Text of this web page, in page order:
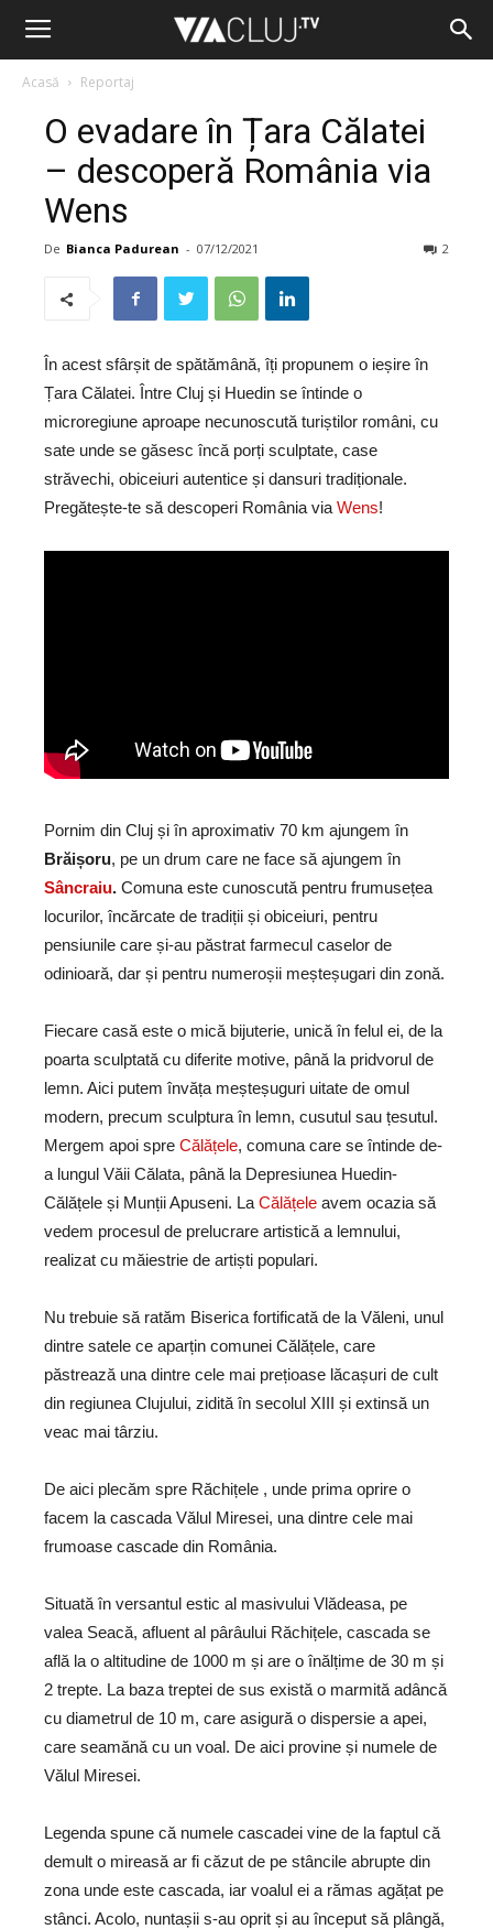
Acasă Reportaj
O evadare în Țara Călatei
– descoperă România via
Wens
De Bianca Padurean - 07/12/2021 2
În acest sfârșit de spătămână, îți propunem o ieșire în
Țara Călatei. Între Cluj și Huedin se întinde o
microregiune aproape necunoscută turiștilor români, cu
sate unde se găsesc încă porți sculptate, case
străvechi, obiceiuri autentice și dansuri tradiționale.
Pregătește-te să descoperi România via Wens!
Pornim din Cluj și în aproximativ 70 km ajungem în
Brăișoru, pe un drum care ne face să ajungem în
Sâncraiu. Comuna este cunoscută pentru frumusețea
locurilor, încărcate de tradiții și obiceiuri, pentru
pensiunile care și-au păstrat farmecul caselor de
odinioară, dar și pentru numeroșii meșteșugari din zonă.
Fiecare casă este o mică bijuterie, unică în felul ei, de la
poarta sculptată cu diferite motive, până la pridvorul de
lemn. Aici putem învăța meșteșuguri uitate de omul
modern, precum sculptura în lemn, cusutul sau țesutul.
Mergem apoi spre Călățele, comuna care se întinde de-
a lungul Văii Călata, până la Depresiunea Huedin-
Călățele și Munții Apuseni. La Călățele avem ocazia să
vedem procesul de prelucrare artistică a lemnului,
realizat cu măiestrie de artiști populari.
Nu trebuie să ratăm Biserica fortificată de la Văleni, unul
dintre satele ce aparțin comunei Călățele, care
păstrează una dintre cele mai prețioase lăcașuri de cult
din regiunea Clujului, zidită în secolul XIII și extinsă un
veac mai târziu.
De aici plecăm spre Răchițele , unde prima oprire o
facem la cascada Vălul Miresei, una dintre cele mai
frumoase cascade din România.
Situată în versantul estic al masivului Vlădeasa, pe
valea Seacă, afluent al pârâului Răchițele, cascada se
află la o altitudine de 1000 m și are o înălțime de 30 m și
2 trepte. La baza treptei de sus există o marmită adâncă
cu diametrul de 10 m, care asigură o dispersie a apei,
care seamănă cu un voal. De aici provine și numele de
Vălul Miresei.
Legenda spune că numele cascadei vine de la faptul că
demult o mireasă ar fi căzut de pe stâncile abrupte din
zona unde este cascada, iar voalul ei a rămas agățat pe
stânci. Acolo, nuntașii s-au oprit și au început să plângă,